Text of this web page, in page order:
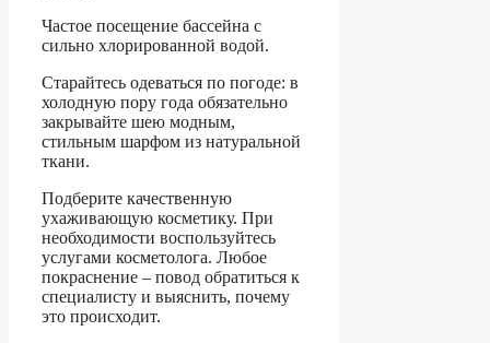
Частое посещение бассейна с
сильно хлорированной водой.
Старайтесь одеваться по погоде: в
холодную пору года обязательно
закрывайте шею модным,
стильным шарфом из натуральной
ткани.
Подберите качественную
ухаживающую косметику. При
необходимости воспользуйтесь
услугами косметолога. Любое
покраснение – повод обратиться к
специалисту и выяснить, почему
это происходит.